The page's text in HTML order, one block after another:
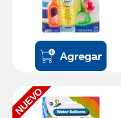
Agregar
NUEVO